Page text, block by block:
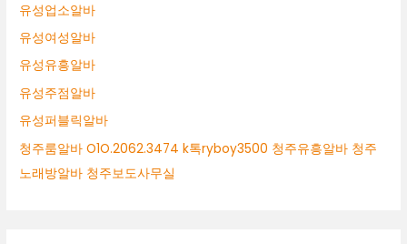
유성업소알바
유성여성알바
유성유흥알바
유성주점알바
유성퍼블릭알바
청주룸알바 O1O.2062.3474 k톡ryboy3500 청주유흥알바 청주
노래방알바 청주보도사무실